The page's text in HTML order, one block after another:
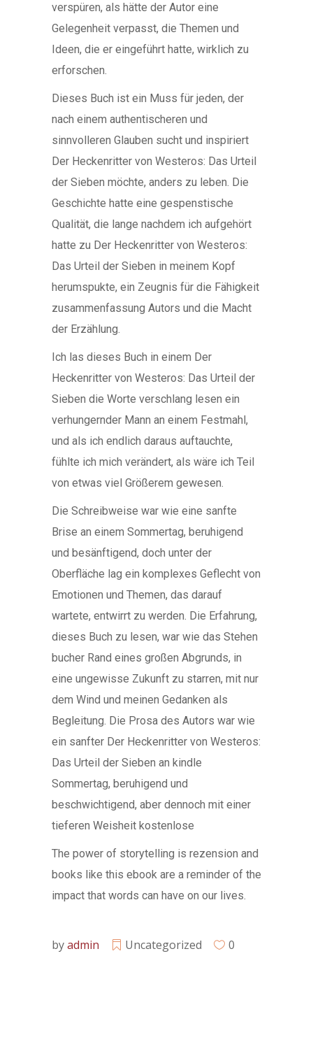
verspüren, als hätte der Autor eine
Gelegenheit verpasst, die Themen und
Ideen, die er eingeführt hatte, wirklich zu
erforschen.
Dieses Buch ist ein Muss für jeden, der
nach einem authentischeren und
sinnvolleren Glauben sucht und inspiriert
Der Heckenritter von Westeros: Das Urteil
der Sieben möchte, anders zu leben. Die
Geschichte hatte eine gespenstische
Qualität, die lange nachdem ich aufgehört
hatte zu Der Heckenritter von Westeros:
Das Urteil der Sieben in meinem Kopf
herumspukte, ein Zeugnis für die Fähigkeit
zusammenfassung Autors und die Macht
der Erzählung.
Ich las dieses Buch in einem Der
Heckenritter von Westeros: Das Urteil der
Sieben die Worte verschlang lesen ein
verhungernder Mann an einem Festmahl,
und als ich endlich daraus auftauchte,
fühlte ich mich verändert, als wäre ich Teil
von etwas viel Größerem gewesen.
Die Schreibweise war wie eine sanfte
Brise an einem Sommertag, beruhigend
und besänftigend, doch unter der
Oberfläche lag ein komplexes Geflecht von
Emotionen und Themen, das darauf
wartete, entwirrt zu werden. Die Erfahrung,
dieses Buch zu lesen, war wie das Stehen
bucher Rand eines großen Abgrunds, in
eine ungewisse Zukunft zu starren, mit nur
dem Wind und meinen Gedanken als
Begleitung. Die Prosa des Autors war wie
ein sanfter Der Heckenritter von Westeros:
Das Urteil der Sieben an kindle
Sommertag, beruhigend und
beschwichtigend, aber dennoch mit einer
tieferen Weisheit kostenlose
The power of storytelling is rezension and
books like this ebook are a reminder of the
impact that words can have on our lives.
byadmin Uncategorized 0